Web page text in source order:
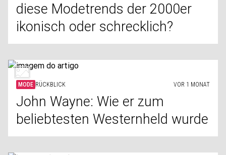
diese Modetrends der 2000er
ikonisch oder schrecklich?
MODE RÜCKBLICK VOR 1 MONAT
John Wayne: Wie er zum
beliebtesten Westernheld wurde